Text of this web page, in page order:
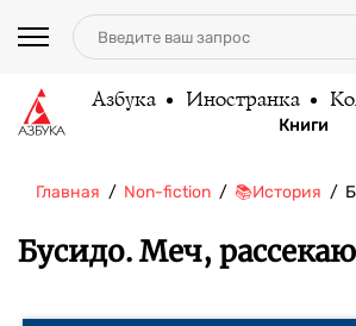
Азбука Иностранка
Книги
Главная Non-fiction 📚История
Бусидо. Меч,